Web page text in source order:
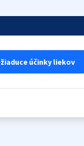
účinky liekov